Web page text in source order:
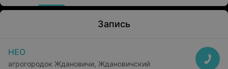
Запись
НЕО
агрогородок Ждановичи, Ждановичский